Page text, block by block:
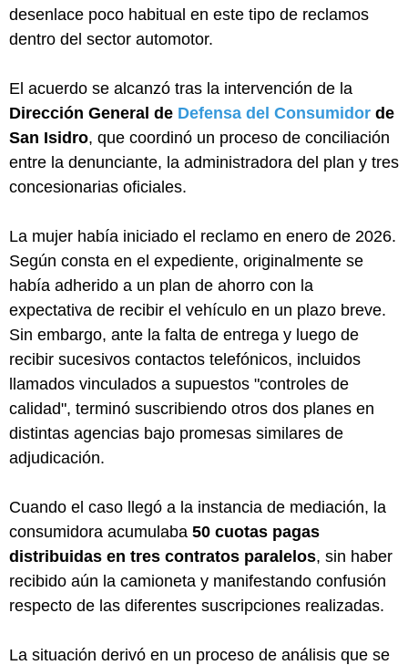
desenlace poco habitual en este tipo de reclamos
dentro del sector automotor.
El acuerdo se alcanzó tras la intervención de la
Dirección General de Defensa del Consumidor de
San Isidro, que coordinó un proceso de conciliación
entre la denunciante, la administradora del plan y tres
concesionarias oficiales.
La mujer había iniciado el reclamo en enero de 2026.
Según consta en el expediente, originalmente se
había adherido a un plan de ahorro con la
expectativa de recibir el vehículo en un plazo breve.
Sin embargo, ante la falta de entrega y luego de
recibir sucesivos contactos telefónicos, incluidos
llamados vinculados a supuestos "controles de
calidad", terminó suscribiendo otros dos planes en
distintas agencias bajo promesas similares de
adjudicación.
Cuando el caso llegó a la instancia de mediación, la
consumidora acumulaba 50 cuotas pagas
distribuidas en tres contratos paralelos, sin haber
recibido aún la camioneta y manifestando confusión
respecto de las diferentes suscripciones realizadas.
La situación derivó en un proceso de análisis que se